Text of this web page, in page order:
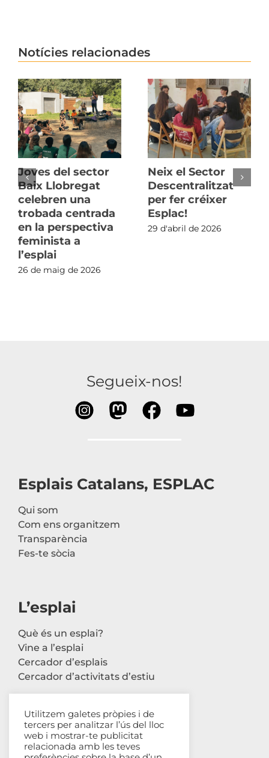
Notícies relacionades
Joves del sector
Baix Llobregat
celebren una
trobada centrada
en la perspectiva
feminista a
l’esplai
26 de maig de 2026
Neix el Sector
Descentralitzat
per fer créixer
Esplac!
29 d'abril de 2026
Segueix-nos!
Esplais Catalans, ESPLAC
Qui som
Com ens organitzem
Transparència
Fes-te sòcia
L’esplai
Què és un esplai?
Vine a l’esplai
Cercador d’esplais
Cercador d’activitats d’estiu
Contacte
Utilitzem galetes pròpies i de
tercers per analitzar l’ús del lloc
web i mostrar-te publicitat
relacionada amb les teves